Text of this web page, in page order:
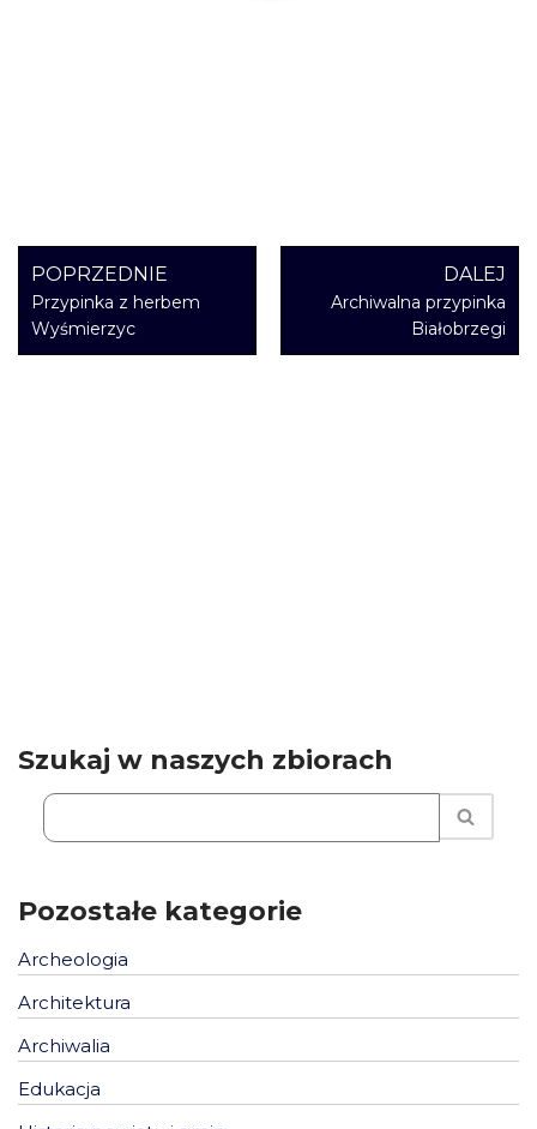
POPRZEDNIE
Przypinka z herbem
Wyśmierzyc
DALEJ
Archiwalna przypinka
Białobrzegi
Szukaj w naszych zbiorach
Pozostałe kategorie
Archeologia
Architektura
Archiwalia
Edukacja